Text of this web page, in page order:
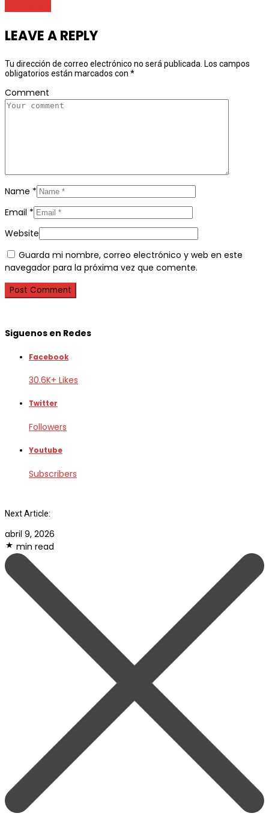
LEAVE A REPLY
Tu dirección de correo electrónico no será publicada. Los campos
obligatorios están marcados con *
Comment
Name *
Email *
Website
Guarda mi nombre, correo electrónico y web en este
navegador para la próxima vez que comente.
Siguenos en Redes
Facebook
30.6K+ Likes
Twitter
Followers
Youtube
Subscribers
Next Article:
abril 9, 2026
min read